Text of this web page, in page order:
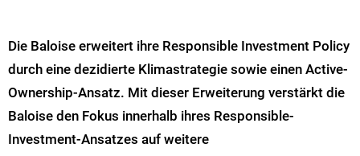
Die Baloise erweitert ihre Responsible Investment Policy
durch eine dezidierte Klimastrategie sowie einen Active-
Ownership-Ansatz. Mit dieser Erweiterung verstärkt die
Baloise den Fokus innerhalb ihres Responsible-
Investment-Ansatzes auf weitere